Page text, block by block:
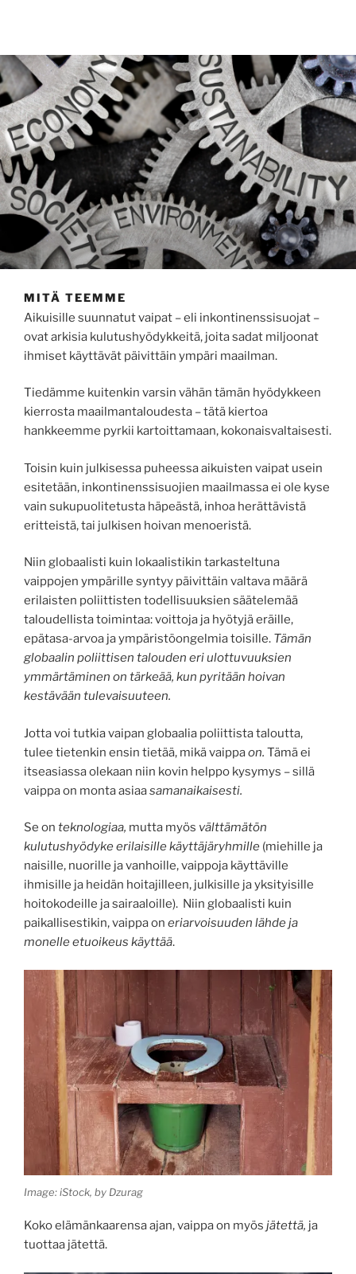
MITÄ TEEMME
Aikuisille suunnatut vaipat – eli inkontinenssisuojat –
ovat arkisia kulutushyödykkeitä, joita sadat miljoonat
ihmiset käyttävät päivittäin ympäri maailman.
Tiedämme kuitenkin varsin vähän tämän hyödykkeen
kierrosta maailmantaloudesta – tätä kiertoa
hankkeemme pyrkii kartoittamaan, kokonaisvaltaisesti.
Toisin kuin julkisessa puheessa aikuisten vaipat usein
esitetään, inkontinenssisuojien maailmassa ei ole kyse
vain sukupuolitetusta häpeästä, inhoa herättävistä
eritteistä, tai julkisen hoivan menoeristä.
Niin globaalisti kuin lokaalistikin tarkasteltuna
vaippojen ympärille syntyy päivittäin valtava määrä
erilaisten poliittisten todellisuuksien säätelemää
taloudellista toimintaa: voittoja ja hyötyjä eräille,
epätasa-arvoa ja ympäristöongelmia toisille. Tämän
globaalin poliittisen talouden eri ulottuvuuksien
ymmärtäminen on tärkeää, kun pyritään hoivan
kestävään tulevaisuuteen.
Jotta voi tutkia vaipan globaalia poliittista taloutta,
tulee tietenkin ensin tietää, mikä vaippaon. Tämä ei
itseasiassa olekaan niin kovin helppo kysymys – sillä
vaippa on monta asiaasamanaikaisesti.
Se on teknologiaa, mutta myös välttämätön
kulutushyödyke erilaisille käyttäjäryhmille (miehille ja
naisille, nuorille ja vanhoille, vaippoja käyttäville
ihmisille ja heidän hoitajilleen, julkisille ja yksityisille
hoitokodeille ja sairaaloille). Niin globaalisti kuin
paikallisestikin, vaippa on eriarvoisuuden lähde ja
monelle etuoikeus käyttää.
Image: iStock, by Dzurag
Koko elämänkaarensa ajan, vaippa on myös jätettä, ja
tuottaa jätettä.